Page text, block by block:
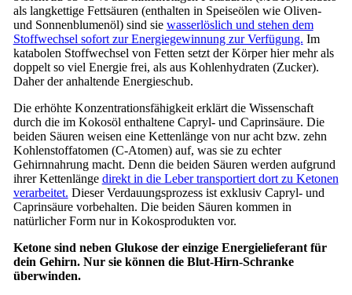
als langkettige Fettsäuren (enthalten in Speiseölen wie Oliven-
und Sonnenblumenöl) sind sie wasserlöslich und stehen dem
Stoffwechsel sofort zur Energiegewinnung zur Verfügung. Im
katabolen Stoffwechsel von Fetten setzt der Körper hier mehr als
doppelt so viel Energie frei, als aus Kohlenhydraten (Zucker).
Daher der anhaltende Energieschub.
Die erhöhte Konzentrationsfähigkeit erklärt die Wissenschaft
durch die im Kokosöl enthaltene Capryl- und Caprinsäure. Die
beiden Säuren weisen eine Kettenlänge von nur acht bzw. zehn
Kohlenstoffatomen (C-Atomen) auf, was sie zu echter
Gehirnnahrung macht. Denn die beiden Säuren werden aufgrund
ihrer Kettenlänge direkt in die Leber transportiert dort zu Ketonen
verarbeitet. Dieser Verdauungsprozess ist exklusiv Capryl- und
Caprinsäure vorbehalten. Die beiden Säuren kommen in
natürlicher Form nur in Kokosprodukten vor.
Ketone sind neben Glukose der einzige Energielieferant für
dein Gehirn. Nur sie können die Blut-Hirn-Schranke
überwinden.